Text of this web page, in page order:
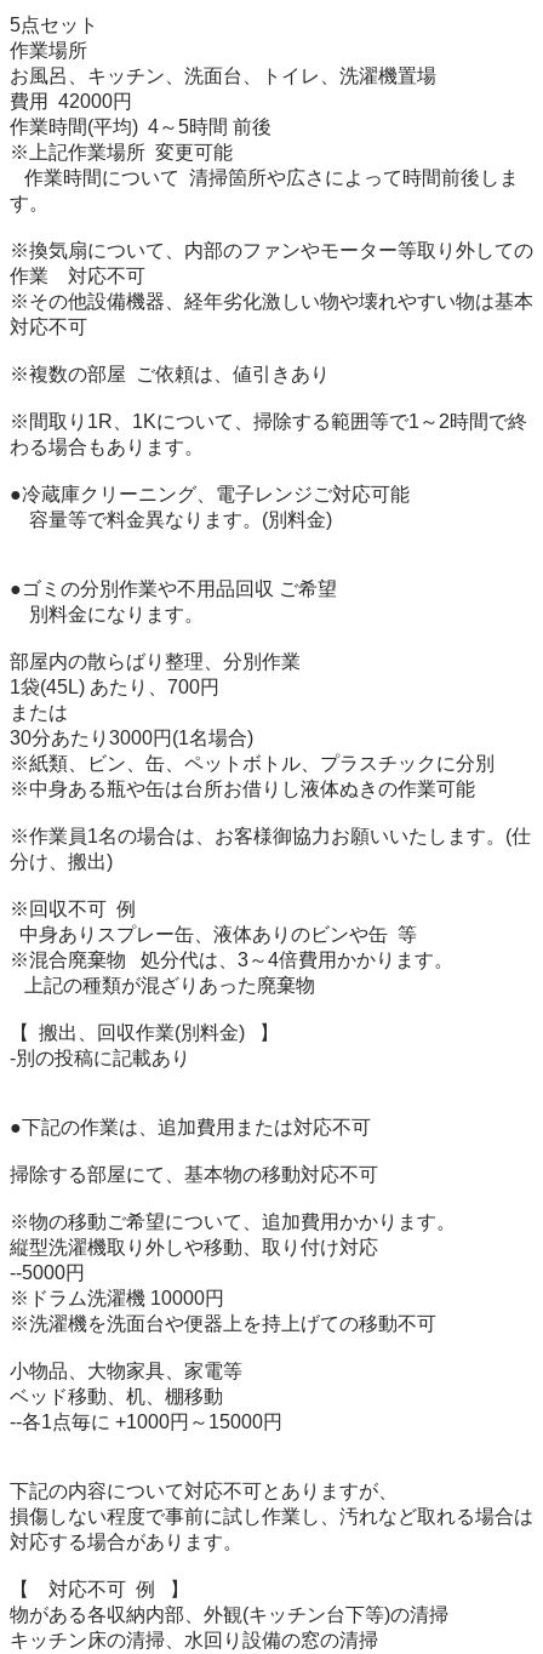
5点セット
作業場所
お風呂、キッチン、洗面台、トイレ、洗濯機置場
費用  42000円
作業時間(平均)  4～5時間 前後
※上記作業場所  変更可能
す。
※換気扇について、内部のファンやモーター等取り外しての
作業　対応不可
※その他設備機器、経年劣化激しい物や壊れやすい物は基本
対応不可
※複数の部屋  ご依頼は、値引きあり
※間取り1R、1Kについて、掃除する範囲等で1～2時間で終
わる場合もあります。
●冷蔵庫クリーニング、電子レンジご対応可能
●ゴミの分別作業や不用品回収 ご希望
部屋内の散らばり整理、分別作業
1袋(45L) あたり、700円
または
30分あたり3000円(1名場合)
※紙類、ビン、缶、ペットボトル、プラスチックに分別
※中身ある瓶や缶は台所お借りし液体ぬきの作業可能
※作業員1名の場合は、お客様御協力お願いいたします。(仕
分け、搬出)
※回収不可  例
※混合廃棄物   処分代は、3～4倍費用かかります。
【  搬出、回収作業(別料金)   】
-別の投稿に記載あり
●下記の作業は、追加費用または対応不可
掃除する部屋にて、基本物の移動対応不可
※物の移動ご希望について、追加費用かかります。
縦型洗濯機取り外しや移動、取り付け対応
--5000円
※ドラム洗濯機 10000円
※洗濯機を洗面台や便器上を持上げての移動不可
小物品、大物家具、家電等
ベッド移動、机、棚移動
--各1点毎に +1000円～15000円
下記の内容について対応不可とありますが、
損傷しない程度で事前に試し作業し、汚れなど取れる場合は
対応する場合があります。
【    対応不可  例   】
物がある各収納内部、外観(キッチン台下等)の清掃
キッチン床の清掃、水回り設備の窓の清掃